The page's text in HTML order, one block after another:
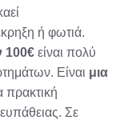
ή φωτιά.
100€ είναι πολύ
Είναι μια
πρακτική
Σε